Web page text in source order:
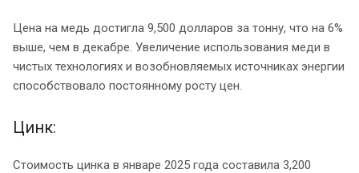
Цена на медь достигла 9,500 долларов за тонну, что на 6%
выше, чем в декабре. Увеличение использования меди в
чистых технологиях и возобновляемых источниках энергии
способствовало постоянному росту цен.
Цинк:
Стоимость цинка в январе 2025 года составила 3,200